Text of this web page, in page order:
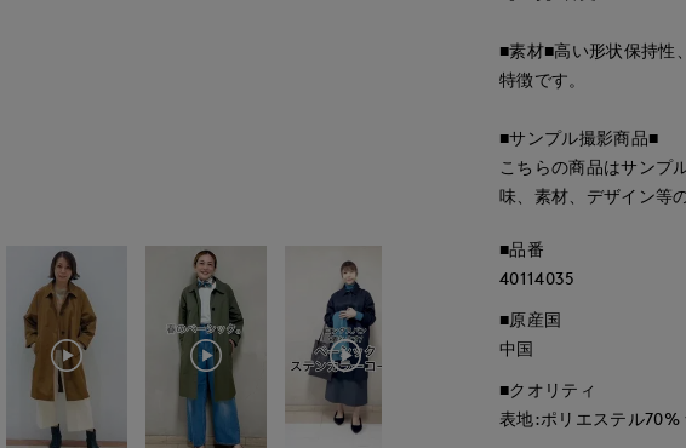
■素材■高い形状保持性
特徴です。
■サンプル撮影商品■
こちらの商品はサンプ
味、素材、デザイン等
■品番
40114035
■原産国
中国
■クオリティ
表地:ポリエステル